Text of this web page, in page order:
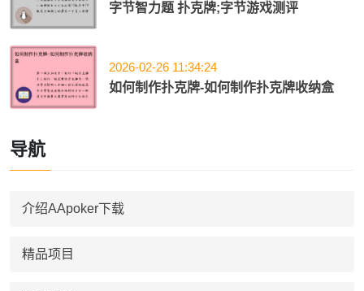
字节智力题 扑克牌;字节游戏测评
2026-02-26 11:34:24
如何制作扑克牌-如何制作扑克牌收纳盒
导航
介绍AApoker下载
精品项目